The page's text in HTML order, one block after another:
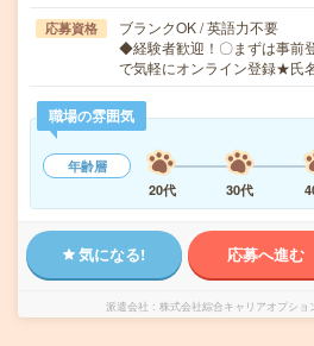
応募資格
ブランクOK / 英語力不要
◆経験者歓迎！〇まずは事前
で気軽にオンライン登録★氏
職場の雰囲気
年齢層
20代
30代
気になる! 応募へ進む
派遣会社 株式会社綜合キャリアオプシ